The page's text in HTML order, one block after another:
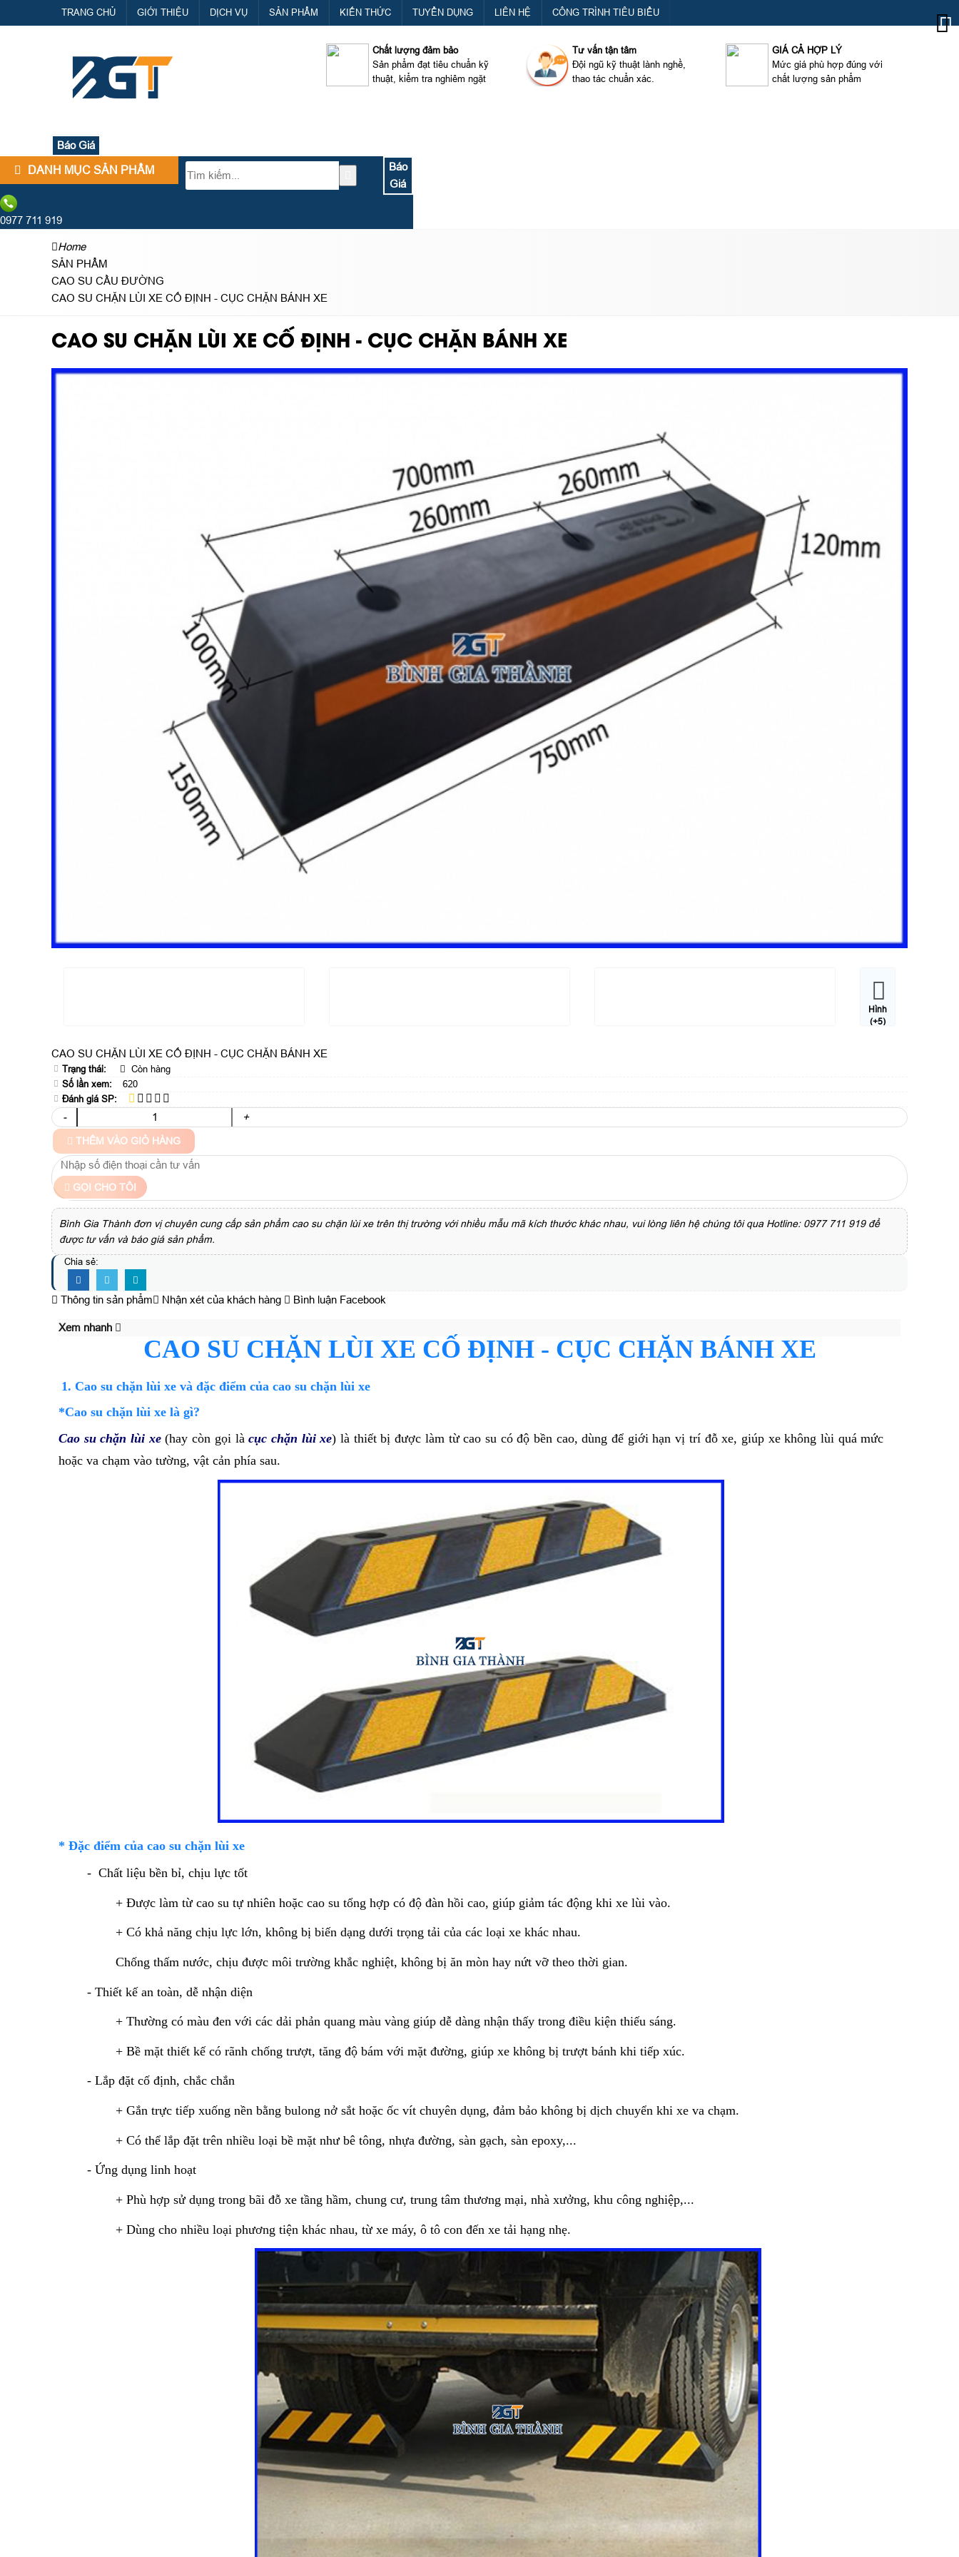
TRANG CHỦ GIỚI THIỆU DỊCH VỤ SẢN PHẨM KIẾN THỨC TUYỂN DỤNG LIÊN HỆ CÔNG TRÌNH TIÊU BIỂU
Báo Giá
Chất lượng đảm bảo
Sản phẩm đạt tiêu chuẩn kỹ
thuật, kiểm tra nghiêm ngặt
Tư vấn tận tâm
Đội ngũ kỹ thuật lành nghề,
thao tác chuẩn xác.
GIÁ CẢ HỢP LÝ
Mức giá phù hợp đúng với
chất lượng sản phẩm
DANH MỤC SẢN PHẨM
Báo
Giá
0977 711 919
Home
SẢN PHẨM
CAO SU CẦU ĐƯỜNG
CAO SU CHẶN LÙI XE CỐ ĐỊNH - CỤC CHẶN BÁNH XE
CAO SU CHẶN LÙI XE CỐ ĐỊNH - CỤC CHẶN BÁNH XE
Hình
(+5)
CAO SU CHẶN LÙI XE CỐ ĐỊNH - CỤC CHẶN BÁNH XE
Trạng thái:
Còn hàng
Số lần xem:
620
Đánh giá SP:
- +
THÊM VÀO GIỎ HÀNG
GỌI CHO TÔI
Bình Gia Thành đơn vị chuyên cung cấp sản phẩm cao su chặn lùi xe trên thị trường với nhiều mẫu mã kích thước khác nhau, vui lòng liên hệ chúng tôi qua Hotline: 0977 711 919 để
được tư vấn và báo giá sản phẩm.
Chia sẻ:
Thông tin sản phẩm Nhận xét của khách hàng Bình luận Facebook
Xem nhanh
CAO SU CHẶN LÙI XE CỐ ĐỊNH - CỤC CHẶN BÁNH XE
1. Cao su chặn lùi xe và đặc điểm của cao su chặn lùi xe
*Cao su chặn lùi xe là gì?
Cao su chặn lùi xe(hay còn gọi làcục chặn lùi xe) là thiết bị được làm từ cao su có độ bền cao, dùng để giới hạn vị trí đỗ xe, giúp xe không lùi quá mức
hoặc va chạm vào tường, vật cản phía sau.
* Đặc điểm của cao su chặn lùi xe
- Chất liệu bền bỉ, chịu lực tốt
+ Được làm từ cao su tự nhiên hoặc cao su tổng hợp có độ đàn hồi cao, giúp giảm tác động khi xe lùi vào.
+ Có khả năng chịu lực lớn, không bị biến dạng dưới trọng tải của các loại xe khác nhau.
Chống thấm nước, chịu được môi trường khắc nghiệt, không bị ăn mòn hay nứt vỡ theo thời gian.
- Thiết kế an toàn, dễ nhận diện
+ Thường có màu đen với các dải phản quang màu vàng giúp dễ dàng nhận thấy trong điều kiện thiếu sáng.
+ Bề mặt thiết kế có rãnh chống trượt, tăng độ bám với mặt đường, giúp xe không bị trượt bánh khi tiếp xúc.
- Lắp đặt cố định, chắc chắn
+ Gắn trực tiếp xuống nền bằng bulong nở sắt hoặc ốc vít chuyên dụng, đảm bảo không bị dịch chuyển khi xe va chạm.
+ Có thể lắp đặt trên nhiều loại bề mặt như bê tông, nhựa đường, sàn gạch, sàn epoxy,...
- Ứng dụng linh hoạt
+ Phù hợp sử dụng trong bãi đỗ xe tầng hầm, chung cư, trung tâm thương mại, nhà xưởng, khu công nghiệp,...
+ Dùng cho nhiều loại phương tiện khác nhau, từ xe máy, ô tô con đến xe tải hạng nhẹ.